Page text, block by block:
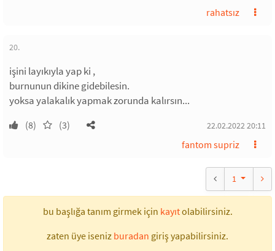
rahatsız
20.
işini layıkıyla yap ki ,
burnunun dikine gidebilesin.
yoksa yalakalık yapmak zorunda kalırsın...
(8) (3) 22.02.2022 20:11
fantom supriz
1
bu başlığa tanım girmek için kayıtolabilirsiniz.
zaten üye iseniz buradan giriş yapabilirsiniz.